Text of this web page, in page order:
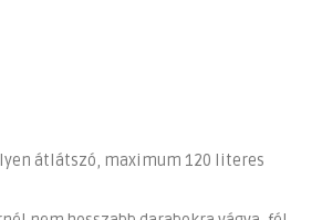
átlátszó, maximum 120 literes